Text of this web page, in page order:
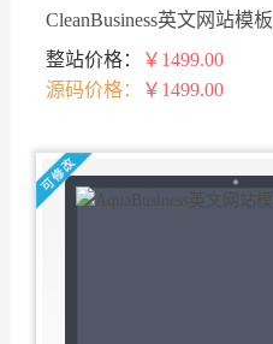
CleanBusiness英文网站模板
整站价格：
￥1499.00
源码价格：
￥1499.00